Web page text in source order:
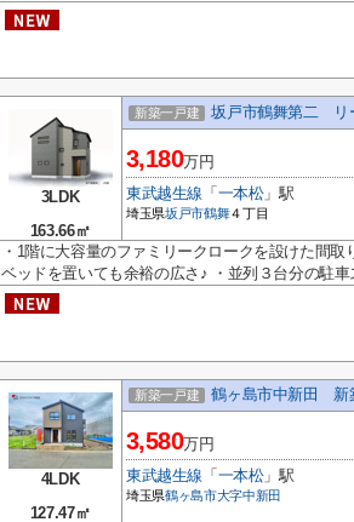
3LDK
163.66㎡
新築一戸建 坂戸市鶴舞第二
3,180万円
東武越生線 「 一本松」駅
埼玉県坂戸市鶴舞４丁目
・1階に大容量のファミリークロークを設けた間
ベッドを置いても余裕の広さ♪ ・並列３台分の駐
4LDK
127.47㎡
新築一戸建 鶴ヶ島市中新田
3,580万円
東武越生線 「 一本松」駅
埼玉県鶴ヶ島市大字中新田